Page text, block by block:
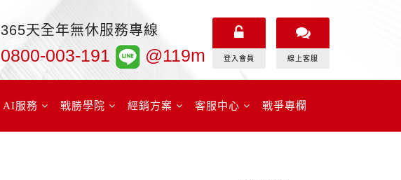
365天全年無休服務專線
0800-003-191 @119m 登入會員 線上客服
AI服務 戰勝學院 經銷方案 客服中心 戰爭專欄